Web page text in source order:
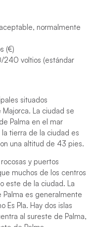
normalmente
(€)
240 voltios (estándar
situados
La ciudad se
Palma en el mar
tierra de la ciudad es
una altitud de 43 pies.
y puertos
muchos de los centros
este de la ciudad. La
es generalmente
Es Pla. Hay dos islas
al sureste de Palma,